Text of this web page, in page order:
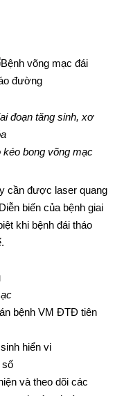
đoạn tăng sinh, xơ
kéo bong võng mạc
cần được laser quang
biến của bệnh giai
khi bệnh đái tháo
bệnh VM ĐTĐ tiên
hiển vi
số
và theo dõi các